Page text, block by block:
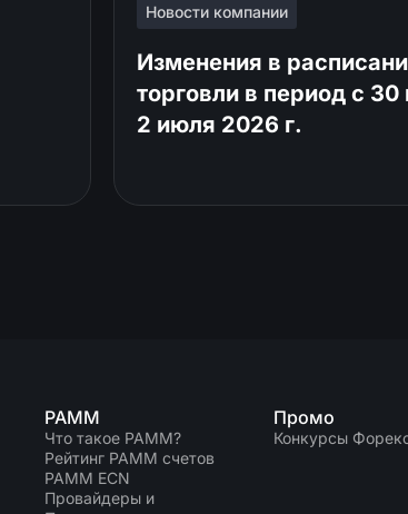
Новости компании
Изменения в
торговли в период с
2 июля 2026 г.
PAMM
Что такое PAMM?
Рейтинг PAMM счетов
PAMM ECN
Провайдеры и
Промо
Конкурсы